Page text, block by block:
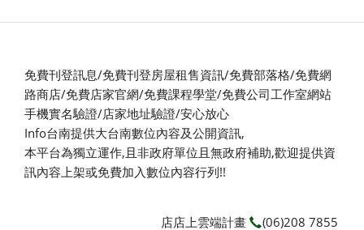
免費刊登訊息/免費刊登房屋租售資訊/免費部落格/免費網
路商店/免費店家官網/免費課程學堂/免費公司工作室網站
手機實名驗證/店家地址驗證/安心放心
Info台南提供大台南數位內容及公開資訊,
本平台為獨立運作,且非政府單位且無政府補助,歡迎提供資
訊內容上架或免費加入數位內容行列!!
店店上雲端計畫
(06)208 7855